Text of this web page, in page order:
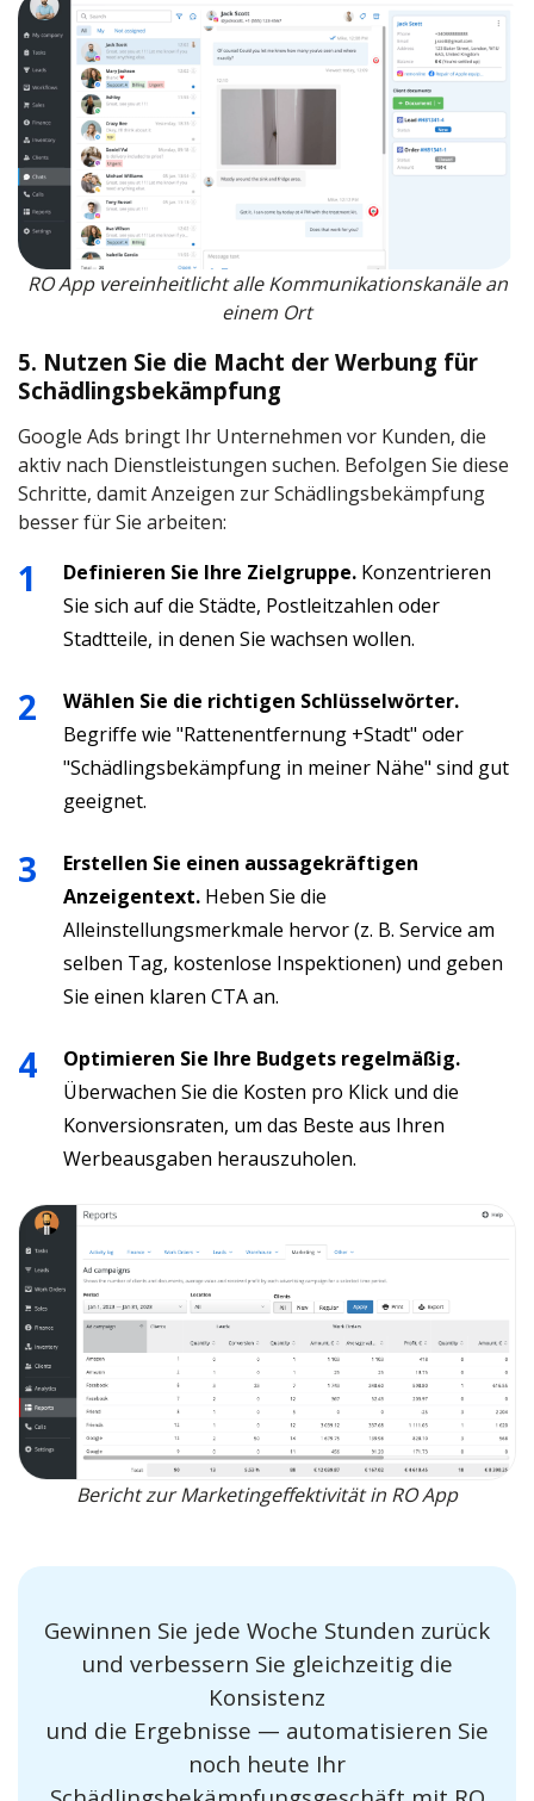
RO App vereinheitlicht alle Kommunikationskanäle an
einem Ort
5. Nutzen Sie die Macht der Werbung für
Schädlingsbekämpfung
Google Ads bringt Ihr Unternehmen vor Kunden, die
aktiv nach Dienstleistungen suchen. Befolgen Sie diese
Schritte, damit Anzeigen zur Schädlingsbekämpfung
besser für Sie arbeiten:
Definieren Sie Ihre Zielgruppe. Konzentrieren
Sie sich auf die Städte, Postleitzahlen oder
Stadtteile, in denen Sie wachsen wollen.
Wählen Sie die richtigen Schlüsselwörter.
Begriffe wie "Rattenentfernung +Stadt" oder
"Schädlingsbekämpfung in meiner Nähe" sind gut
geeignet.
Erstellen Sie einen aussagekräftigen
Anzeigentext. Heben Sie die
Alleinstellungsmerkmale hervor (z. B. Service am
selben Tag, kostenlose Inspektionen) und geben
Sie einen klaren CTA an.
Optimieren Sie Ihre Budgets regelmäßig.
Überwachen Sie die Kosten pro Klick und die
Konversionsraten, um das Beste aus Ihren
Werbeausgaben herauszuholen.
Bericht zur Marketingeffektivität in RO App
Gewinnen Sie jede Woche Stunden zurück
und verbessern Sie gleichzeitig die
Konsistenz
und die Ergebnisse — automatisieren Sie
noch heute Ihr